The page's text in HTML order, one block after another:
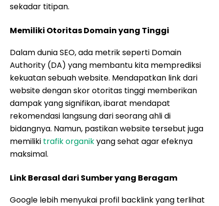
sekadar titipan.
Memiliki Otoritas Domain yang Tinggi
Dalam dunia SEO, ada metrik seperti Domain
Authority (DA) yang membantu kita memprediksi
kekuatan sebuah website. Mendapatkan link dari
website dengan skor otoritas tinggi memberikan
dampak yang signifikan, ibarat mendapat
rekomendasi langsung dari seorang ahli di
bidangnya. Namun, pastikan website tersebut juga
memiliki trafik organikyang sehat agar efeknya
maksimal.
Link Berasal dari Sumber yang Beragam
Google lebih menyukai profil backlink yang terlihat